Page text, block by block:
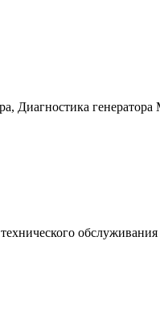
Диагностика генератора